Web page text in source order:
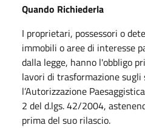
Quando Richiederla
I proprietari, possessori o
immobili o aree di interesse
dalla legge, hanno l'obbligo
lavori di trasformazione
l’Autorizzazione
2 del d.lgs. 42/2004,
prima del suo rilascio.